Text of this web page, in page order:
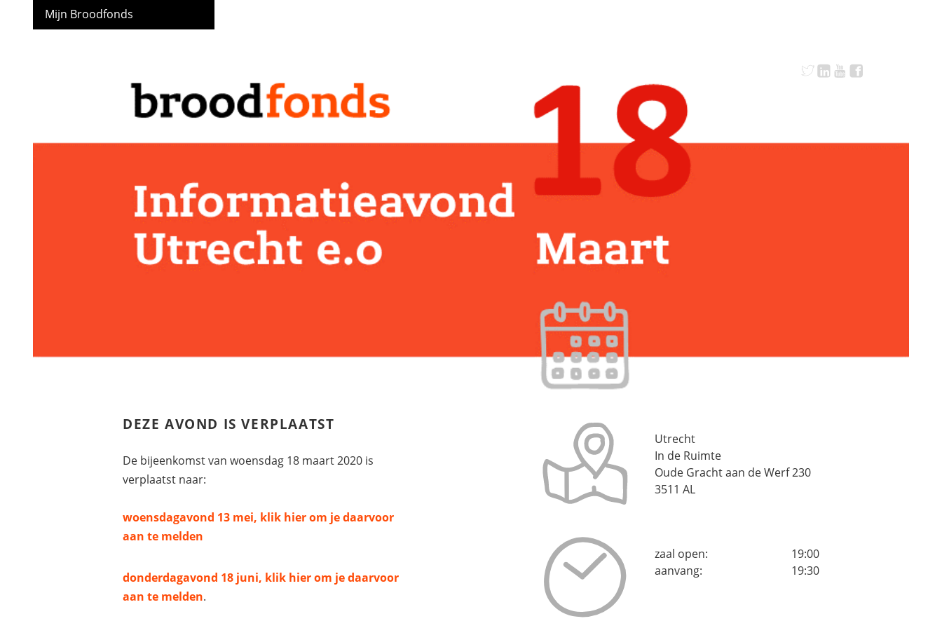
Mijn Broodfonds
DEZE AVOND IS VERPLAATST
De bijeenkomst van woensdag 18 maart 2020 is
verplaatst naar:
woensdagavond 13 mei, klik hier om je daarvoor
aan te melden
donderdagavond 18 juni, klik hier om je daarvoor
aan te melden.
Utrecht
In de Ruimte
Oude Gracht aan de Werf 230
3511 AL
zaal open:
19:00
aanvang:
19:30